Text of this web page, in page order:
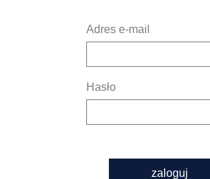
Adres e-mail
Hasło
zaloguj